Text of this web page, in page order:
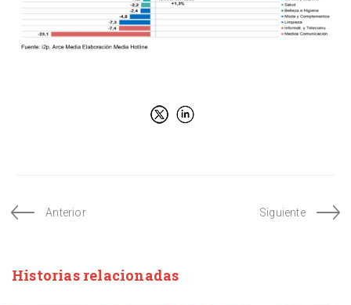
Anterior Siguiente
Historias relacionadas